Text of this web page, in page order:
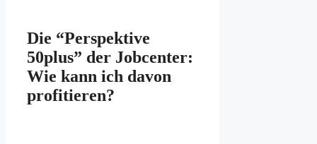
Die “Perspektive
50plus” der Jobcenter:
Wie kann ich davon
profitieren?